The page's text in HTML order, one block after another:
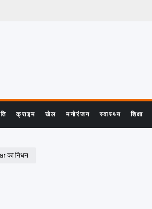
क्राइम खेल मनोरंजन स्वास्थ्य शिक्षा
का निधन